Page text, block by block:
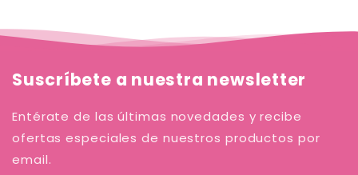
Suscríbete a nuestra newsletter
Entérate de las últimas novedades y recibe
ofertas especiales de nuestros productos por
email.